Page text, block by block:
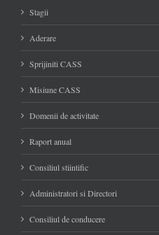
Stagii
Aderare
Sprijiniti CASS
Misiune CASS
Domenii de activitate
Raport anual
Consiliul stiintific
Administratori si Directori
Consiliul de conducere